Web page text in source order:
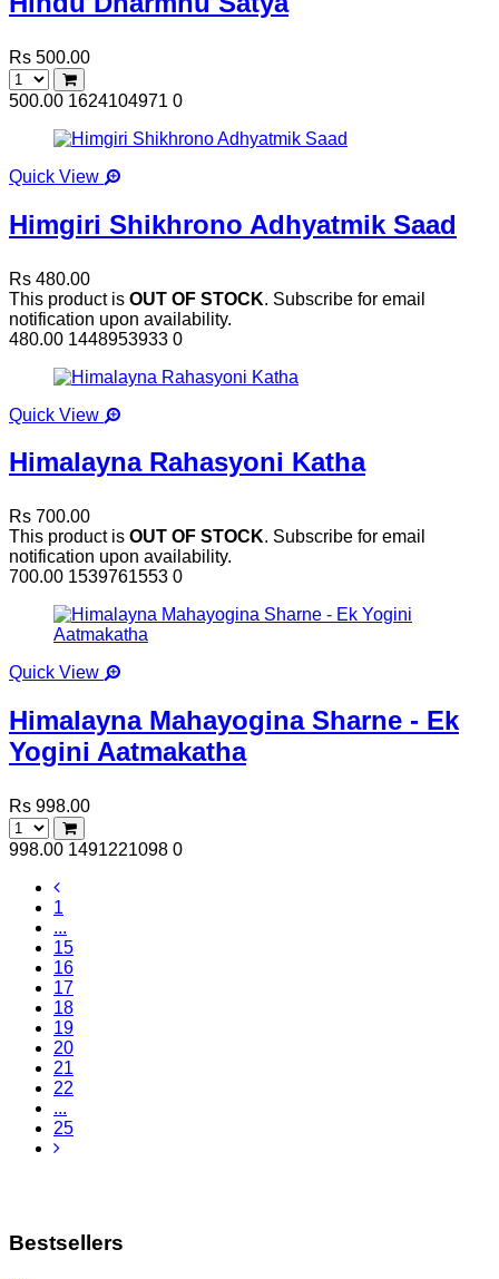
Rs 500.00
500.00 1624104971 0
Quick View
Himgiri Shikhrono Adhyatmik Saad
Rs 480.00
This product is OUT OF STOCK. Subscribe for email
notification upon availability.
480.00 1448953933 0
Quick View
Himalayna Rahasyoni Katha
Rs 700.00
This product is OUT OF STOCK. Subscribe for email
notification upon availability.
700.00 1539761553 0
Quick View
Himalayna Mahayogina Sharne - Ek
Yogini Aatmakatha
Rs 998.00
998.00 1491221098 0
1
...
15
16
17
18
19
20
21
22
...
25
Bestsellers